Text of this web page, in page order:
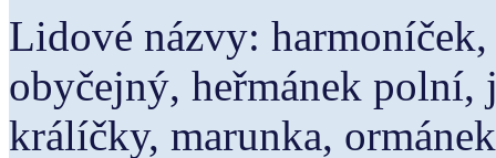
Lidové názvy:
obyčejný, heřmánek
králíčky, marunka,